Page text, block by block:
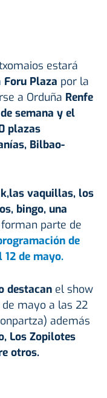
estará
Foru Plaza por la
a Orduña Renfe
semana y el
plazas
Bilbao-
vaquillas, los
bingo, una
forman parte de
de
de mayo.
destacan el show
de mayo a las 22
además
Los Zopilotes
otros.